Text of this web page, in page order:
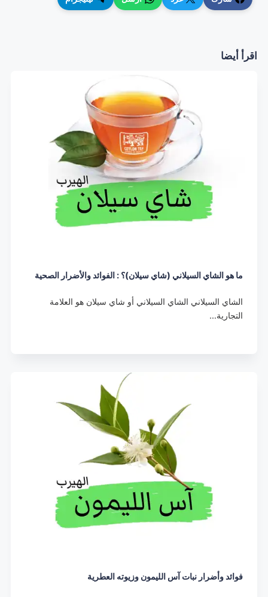
اقرأ أيضا
ما هو الشاي السيلاني (شاي سيلان)؟ : الفوائد والأضرار الصحية
الشاي السيلاني الشاي السيلاني أو شاي سيلان هو العلامة
التجارية…
فوائد وأضرار نبات آس الليمون وزيوته العطرية